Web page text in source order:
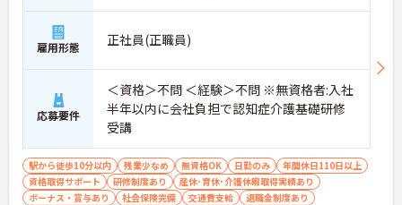
得しており未就学児向けのこども休暇など支援体制
が万全です
【賞与実績最大185万円◎大手法人ならではの手厚
い待遇と福利厚生が魅力です】
・頑張りをしっかり還元する過去実績最大185万円
の賞与や配偶者・お子様への手厚い扶養手当を支給
・宿泊費補助などが受けられる独自の「ツクイPLU
S」や勤続3年以上の退職金制度を完備しています
・社内規定の範囲内で髪色や髪型をはじめネイルや
まつげエクステが自由であり自分らしさを大切に働
雇用形態 正社員(正職員)
応募要件
＜資格＞不問 ＜経験＞不問 ※無資格者:入社
半年以内に会社負担で認知症介護基礎研修
受講
駅から徒歩10分以内 残業少なめ 無資格OK 日勤のみ
年間休日110日以上
資格取得サポート
研修制度あり
産休･育休･介護休暇取得実績あり
ボーナス・賞与あり
社会保険完備 交通費支給 退職金制度あり